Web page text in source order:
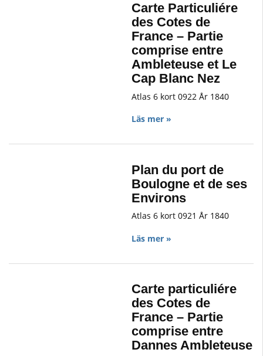
Carte Particuliére
des Cotes de
France – Partie
comprise entre
Ambleteuse et Le
Cap Blanc Nez
Atlas 6 kort 0922 År 1840
Läs mer »
Plan du port de
Boulogne et de ses
Environs
Atlas 6 kort 0921 År 1840
Läs mer »
Carte particuliére
des Cotes de
France – Partie
comprise entre
Dannes Ambleteuse